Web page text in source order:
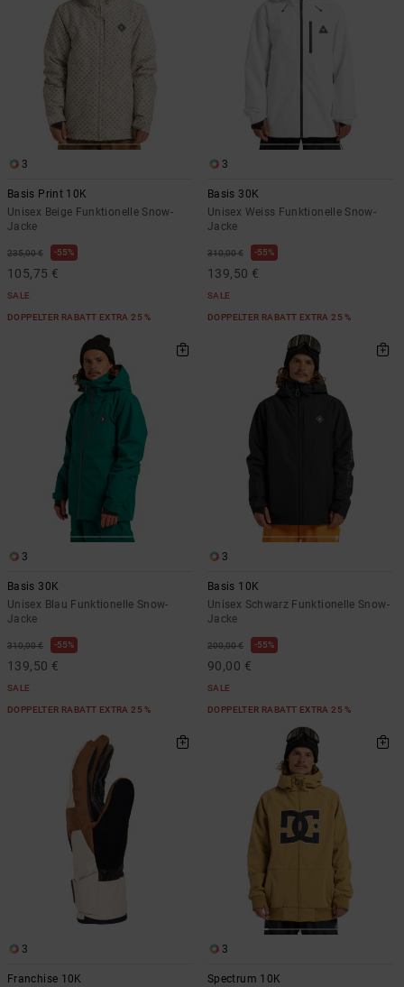
3
Basis Print 10K
Unisex Beige Funktionelle Snow-
Jacke
235,00 € 55%
105,75 €
SALE
DOPPELTER RABATT EXTRA 25 %
3
Basis 30K
Unisex Weiss Funktionelle Snow-
Jacke
310,00 € 55%
139,50 €
SALE
DOPPELTER RABATT EXTRA 25 %
3
Basis 30K
Unisex Blau Funktionelle Snow-
Jacke
310,00 € 55%
139,50 €
SALE
DOPPELTER RABATT EXTRA 25 %
3
Basis 10K
Unisex Schwarz Funktionelle Snow-
Jacke
200,00 € 55%
90,00 €
SALE
DOPPELTER RABATT EXTRA 25 %
3
Franchise 10K
3
Spectrum 10K